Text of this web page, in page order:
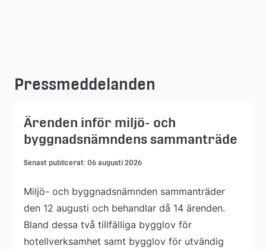
Pressmeddelanden
Ärenden inför miljö- och
byggnadsnämndens sammanträde
Senast publicerat: 06 augusti 2026
Miljö- och byggnadsnämnden sammanträder
den 12 augusti och behandlar då 14 ärenden.
Bland dessa två tillfälliga bygglov för
hotellverksamhet samt bygglov för utvändig